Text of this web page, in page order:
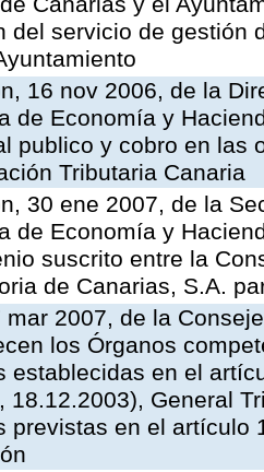
del servicio de gestión
16 nov 2006, de la
de Economía y
publico y cobro en las
Tributaria Canaria
30 ene 2007, de la
de Economía y
suscrito entre la
de Canarias, S.A.
mar 2007, de la
los Órganos
establecidas en el
18.12.2003), General
previstas en el artículo